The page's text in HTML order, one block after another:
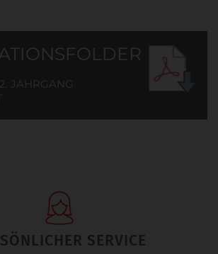
JAHRGANG
SERVICE